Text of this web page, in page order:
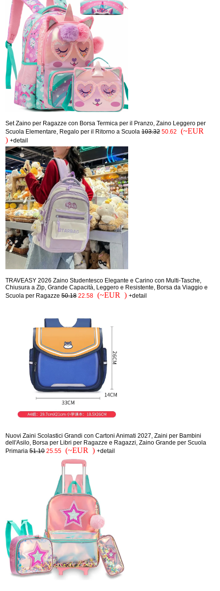
Set Zaino per Ragazze con Borsa Termica per il Pranzo, Zaino Leggero per
Scuola Elementare, Regalo per il Ritorno a Scuola 103.32 50.62
(~EUR
) +detail
TRAVEASY 2026 Zaino Studentesco Elegante e Carino con Multi-Tasche,
Chiusura a Zip, Grande Capacità, Leggero e Resistente, Borsa da Viaggio e
Scuola per Ragazze 50.18 22.58 (~EUR ) +detail
Nuovi Zaini Scolastici Grandi con Cartoni Animati 2027, Zaini per Bambini
dell'Asilo, Borsa per Libri per Ragazze e Ragazzi, Zaino Grande per Scuola
Primaria 51.10 25.55 (~EUR ) +detail